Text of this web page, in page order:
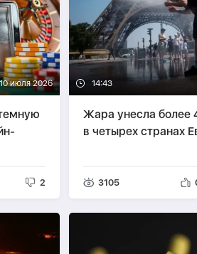
июля 2026
2
14:43
Жара унесла более
в четырех странах
3105